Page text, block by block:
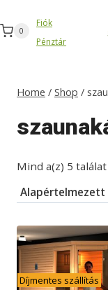
to
content
0
Fiók
Pénztár
Home / Shop /
Mind a(z) 5
Díjmentes szállítás